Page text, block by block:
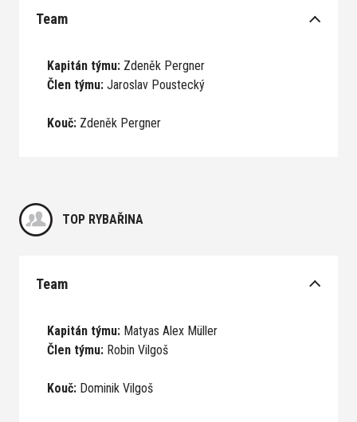
Team
Kapitán týmu: Zdeněk Pergner
Člen týmu: Jaroslav Poustecký
Kouč: Zdeněk Pergner
TOP RYBAŘINA
Team
Kapitán týmu: Matyas Alex Müller
Člen týmu: Robin Vilgoš
Kouč: Dominik Vilgoš